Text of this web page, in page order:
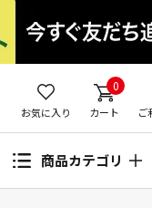
お気に入り
0
カート ご
商品カテゴリ